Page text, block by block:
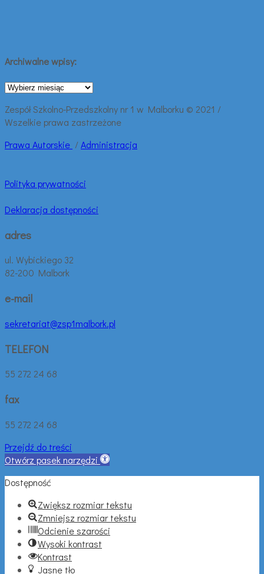
Archiwalne wpisy:
Archiwalne
Zespół Szkolno-Przedszkolny nr 1 w Malborku © 2021 /
Wszelkie prawa zastrzeżone
Prawa Autorskie /Administracja
Polityka prywatności
Deklaracja dostępności
adres
ul. Wybickiego 32
82-200 Malbork
e-mail
sekretariat@zsp1malbork.pl
TELEFON
55 272 24 68
fax
55 272 24 68
Przejdź do treści
Otwórz pasek narzędzi
Dostępność
Zwiększ rozmiar tekstu
Zmniejsz rozmiar tekstu
Odcienie szarości
Wysoki kontrast
Kontrast
Jasne tło